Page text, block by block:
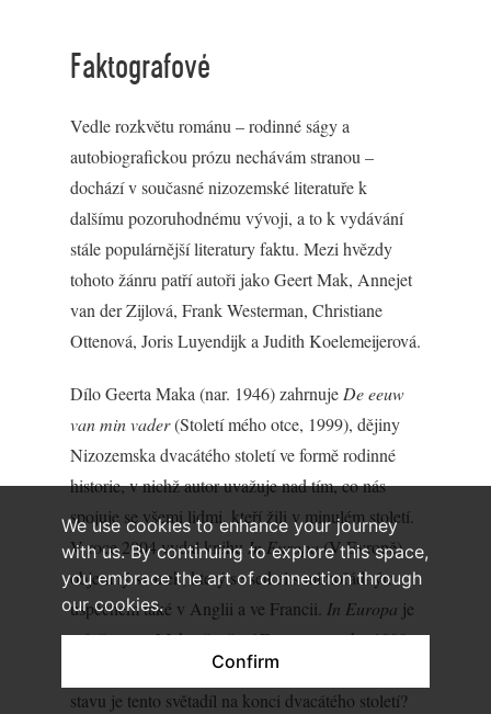
We use cookies to enhance your journey
with us. By continuing to explore this space,
you embrace the art of connection through
our cookies.
Confirm
Faktografové
Vedle rozkvětu románu – rodinné ságy a
autobiografickou prózu nechávám stranou –
dochází v současné nizozemské literatuře k
dalšímu pozoruhodnému vývoji, a to k vydávání
stále populárnější literatury faktu. Mezi hvězdy
tohoto žánru patří autoři jako Geert Mak, Annejet
van der Zijlová, Frank Westerman, Christiane
Ottenová, Joris Luyendijk a Judith Koelemeijerová.
Dílo Geerta Maka (nar. 1946) zahrnuje De eeuw
van min vader(Století mého otce, 1999), dějiny
Nizozemska dvacátého století ve formě rodinné
historie, v nichž autor uvažuje nad tím, co nás
spojuje se všemi lidmi, kteří žili v minulém století.
V roce 2004 vydal knihu In Europa(V Evropě),
objemný svazek, který se setkal s mimořádným
úspěchem také v Anglii a ve Francii. In Europa je
založena na Makově tažení Evropou z roku 1999,
které bylo jakousi konečnou inspekcí – v jakém
stavu je tento světadíl na konci dvacátého století?